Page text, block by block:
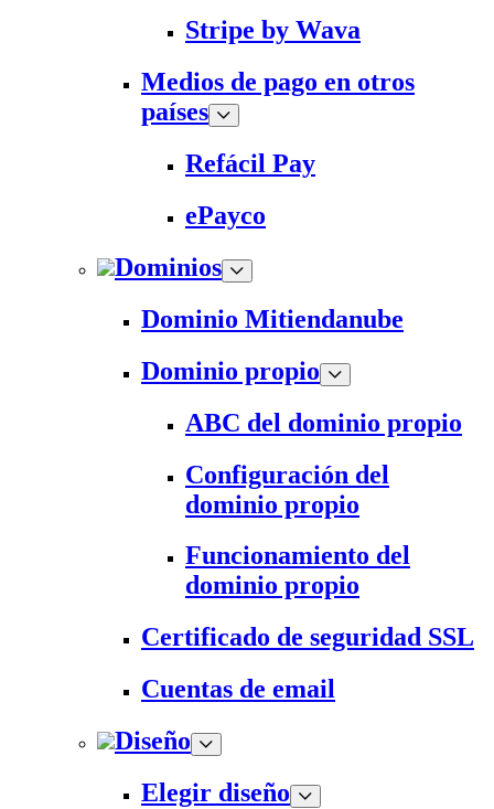
Stripe by Wava
Medios de pago en otros
países
Refácil Pay
ePayco
Dominios
Dominio Mitiendanube
Dominio propio
ABC del dominio propio
Configuración del
dominio propio
Funcionamiento del
dominio propio
Certificado de seguridad SSL
Cuentas de email
Diseño
Elegir diseño